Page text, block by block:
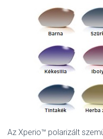
Az Xperio™ polarizált